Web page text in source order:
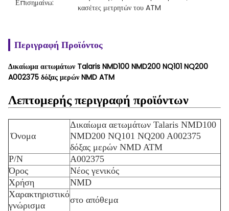
Επισημαίνω:
κασέτες μετρητών του ATM
Περιγραφή Προϊόντος
Δικαίωμα αετωμάτων Talaris NMD100 NMD200 NQ101 NQ200
A002375 δόξας μερών NMD ATM
Λεπτομερής περιγραφή προϊόντων
Όνομα
Δικαίωμα αετωμάτων Talaris NMD100
NMD200 NQ101 NQ200 A002375
δόξας μερών NMD ATM
P/N
A002375
Όρος
Νέος γενικός
Χρήση
NMD
Χαρακτηριστικό
γνώρισμα
στο απόθεμα